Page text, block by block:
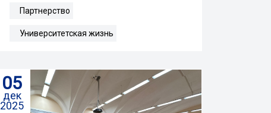
Партнерство
Университетская жизнь
05
дек
2025